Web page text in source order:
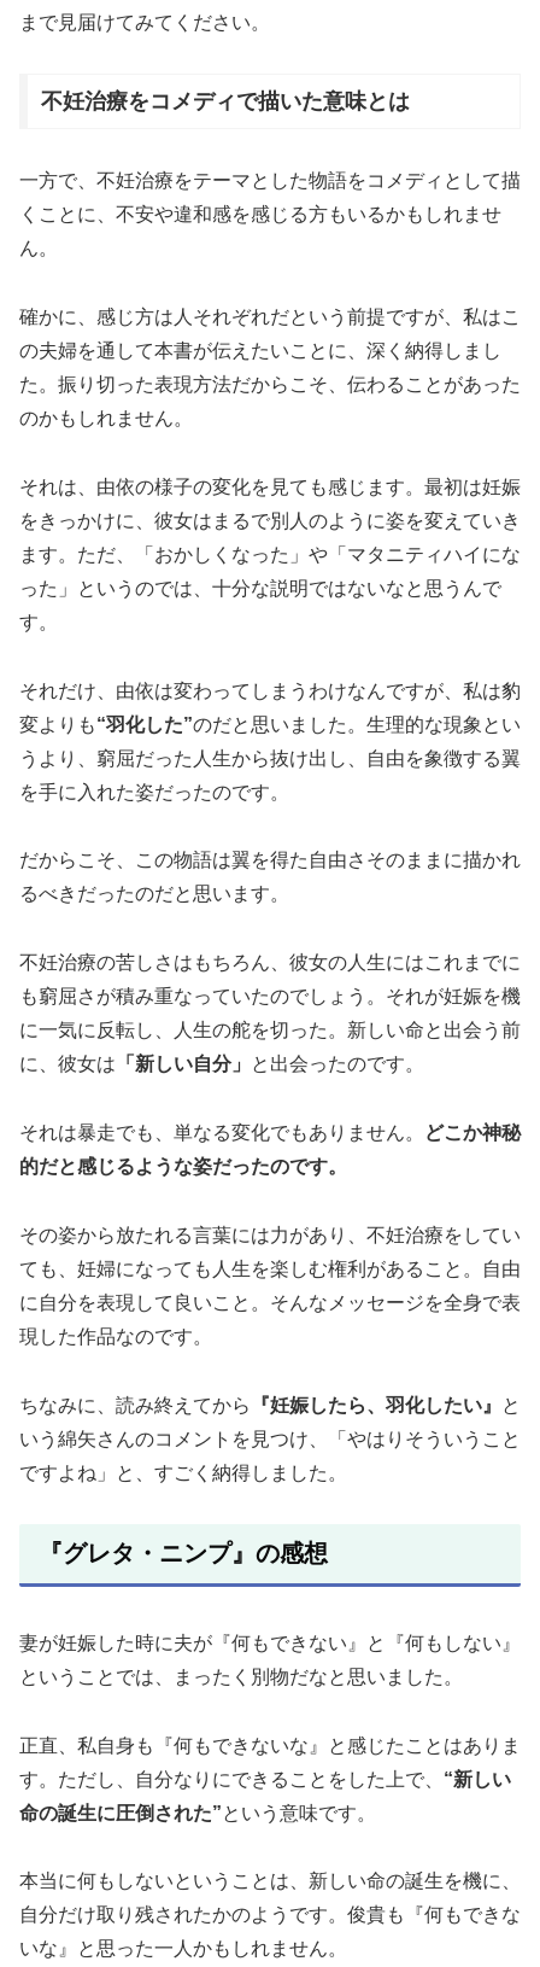
まで見届けてみてください。
不妊治療をコメディで描いた意味とは
一方で、不妊治療をテーマとした物語をコメディとして描
くことに、不安や違和感を感じる方もいるかもしれませ
ん。
確かに、感じ方は人それぞれだという前提ですが、私はこ
の夫婦を通して本書が伝えたいことに、深く納得しまし
た。振り切った表現方法だからこそ、伝わることがあった
のかもしれません。
それは、由依の様子の変化を見ても感じます。最初は妊娠
をきっかけに、彼女はまるで別人のように姿を変えていき
ます。ただ、「おかしくなった」や「マタニティハイにな
った」というのでは、十分な説明ではないなと思うんで
す。
それだけ、由依は変わってしまうわけなんですが、私は豹
変よりも“羽化した”のだと思いました。生理的な現象とい
うより、窮屈だった人生から抜け出し、自由を象徴する翼
を手に入れた姿だったのです。
だからこそ、この物語は翼を得た自由さそのままに描かれ
るべきだったのだと思います。
不妊治療の苦しさはもちろん、彼女の人生にはこれまでに
も窮屈さが積み重なっていたのでしょう。それが妊娠を機
に一気に反転し、人生の舵を切った。新しい命と出会う前
に、彼女は 「新しい自分」 と出会ったのです。
それは暴走でも、単なる変化でもありません。
どこか神秘
的だと感じるような姿だったのです。
その姿から放たれる言葉には力があり、不妊治療をしてい
ても、妊婦になっても人生を楽しむ権利があること。自由
に自分を表現して良いこと。そんなメッセージを全身で表
現した作品なのです。
ちなみに、読み終えてから 『妊娠したら、羽化したい』
と
いう綿矢さんのコメントを見つけ、「やはりそういうこと
ですよね」と、すごく納得しました。
『グレタ・ニンプ』の感想
妻が妊娠した時に夫が『何もできない』と『何もしない』
ということでは、まったく別物だなと思いました。
正直、私自身も『何もできないな』と感じたことはありま
す。ただし、自分なりにできることをした上で、 “新しい
命の誕生に圧倒された”という意味です。
本当に何もしないということは、新しい命の誕生を機に、
自分だけ取り残されたかのようです。俊貴も『何もできな
いな』と思った一人かもしれません。